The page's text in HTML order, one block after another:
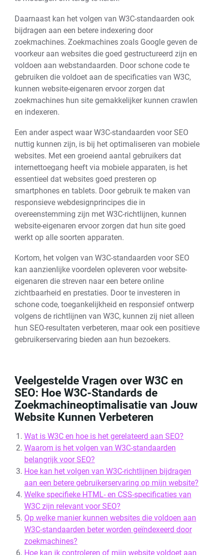
Daarnaast kan het volgen van W3C-standaarden ook
bijdragen aan een betere indexering door
zoekmachines. Zoekmachines zoals Google geven de
voorkeur aan websites die goed gestructureerd zijn en
voldoen aan webstandaarden. Door schone code te
gebruiken die voldoet aan de specificaties van W3C,
kunnen website-eigenaren ervoor zorgen dat
zoekmachines hun site gemakkelijker kunnen crawlen
en indexeren.
Een ander aspect waar W3C-standaarden voor SEO
nuttig kunnen zijn, is bij het optimaliseren van mobiele
websites. Met een groeiend aantal gebruikers dat
internettoegang heeft via mobiele apparaten, is het
essentieel dat websites goed presteren op
smartphones en tablets. Door gebruik te maken van
responsieve webdesignprincipes die in
overeenstemming zijn met W3C-richtlijnen, kunnen
website-eigenaren ervoor zorgen dat hun site goed
werkt op alle soorten apparaten.
Kortom, het volgen van W3C-standaarden voor SEO
kan aanzienlijke voordelen opleveren voor website-
eigenaren die streven naar een betere online
zichtbaarheid en prestaties. Door te investeren in
schone code, toegankelijkheid en responsief ontwerp
volgens de richtlijnen van W3C, kunnen zij niet alleen
hun SEO-resultaten verbeteren, maar ook een positieve
gebruikerservaring bieden aan hun bezoekers.
Veelgestelde Vragen over W3C en
SEO: Hoe W3C-Standards de
Zoekmachineoptimalisatie van Jouw
Website Kunnen Verbeteren
Wat is W3C en hoe is het gerelateerd aan SEO?
Waarom is het volgen van W3C-standaarden
belangrijk voor SEO?
Hoe kan het volgen van W3C-richtlijnen bijdragen
aan een betere gebruikerservaring op mijn website?
Welke specifieke HTML- en CSS-specificaties van
W3C zijn relevant voor SEO?
Op welke manier kunnen websites die voldoen aan
W3C-standaarden beter worden geïndexeerd door
zoekmachines?
Hoe kan ik controleren of mijn website voldoet aan